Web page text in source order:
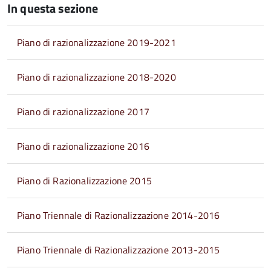
In questa sezione
Piano di razionalizzazione 2019-2021
Piano di razionalizzazione 2018-2020
Piano di razionalizzazione 2017
Piano di razionalizzazione 2016
Piano di Razionalizzazione 2015
Piano Triennale di Razionalizzazione 2014-2016
Piano Triennale di Razionalizzazione 2013-2015